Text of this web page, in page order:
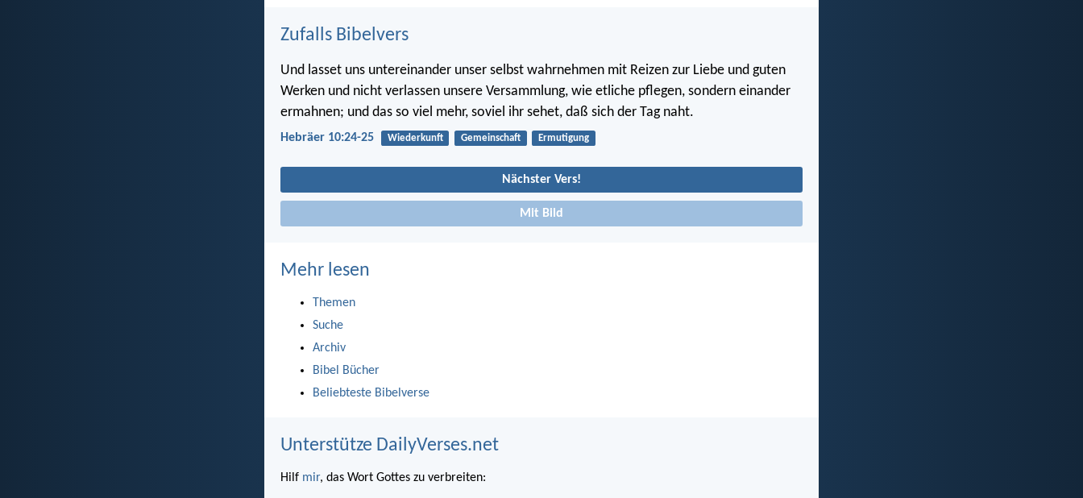
Zufalls Bibelvers
Und lasset uns untereinander unser selbst wahrnehmen mit Reizen zur Liebe und guten
Werken und nicht verlassen unsere Versammlung, wie etliche pflegen, sondern einander
ermahnen; und das so viel mehr, soviel ihr sehet, daß sich der Tag naht.
Hebräer 10:24-25 Wiederkunft Gemeinschaft Ermutigung
Nächster Vers!
Mit Bild
Mehr lesen
Themen
Suche
Archiv
Bibel Bücher
Beliebteste Bibelverse
Unterstütze DailyVerses.net
Hilf mir, das Wort Gottes zu verbreiten: